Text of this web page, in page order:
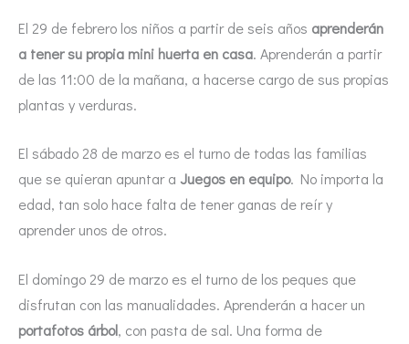
El 29 de febrero los niños a partir de seis años aprenderán
a tener su propia mini huerta en casa. Aprenderán a partir
de las 11:00 de la mañana, a hacerse cargo de sus propias
plantas y verduras.
El sábado 28 de marzo es el turno de todas las familias
que se quieran apuntar a Juegos en equipo. No importa la
edad, tan solo hace falta de tener ganas de reír y
aprender unos de otros.
El domingo 29 de marzo es el turno de los peques que
disfrutan con las manualidades. Aprenderán a hacer un
portafotos árbol, con pasta de sal. Una forma de